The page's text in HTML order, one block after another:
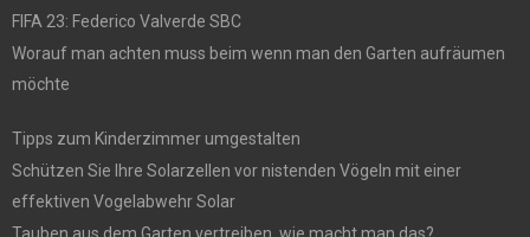
FIFA 23: Federico Valverde SBC
Worauf man achten muss beim wenn man den Garten aufräumen
möchte
Tipps zum Kinderzimmer umgestalten
Schützen Sie Ihre Solarzellen vor nistenden Vögeln mit einer
effektiven Vogelabwehr Solar
Tauben aus dem Garten vertreiben, wie macht man das?